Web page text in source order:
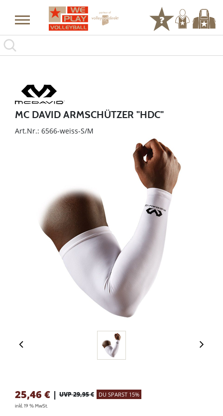
MC DAVID ARMSCHÜTZER "HDC"
Art.Nr.: 6566-weiss-S/M
25,46 € | UVP 29,95 € DU SPARST 15%
inkl. 19 % MwSt.